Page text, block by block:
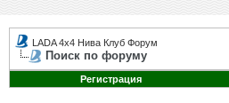
LADA 4x4 Нива Клуб Форум
Поиск по форуму
Регистрация